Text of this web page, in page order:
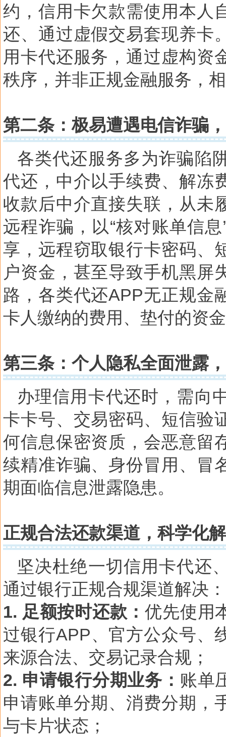
约，信用卡欠款需使用本人
还、通过虚假交易套现养卡
用卡代还服务，通过虚构资
秩序，并非正规金融服务，
第二条：极易遭遇电信诈骗
各类代还服务多为诈骗陷
代还，中介以手续费、解冻
收款后中介直接失联，从未
远程诈骗，以“核对账单信
享，远程窃取银行卡密码、
户资金，甚至导致手机黑屏
路，各类代还APP无正规金
卡人缴纳的费用、垫付的资
第三条：个人隐私全面泄露
办理信用卡代还时，需向
卡卡号、交易密码、短信验
何信息保密资质，会恶意留
续精准诈骗、身份冒用、冒
期面临信息泄露隐患。
正规合法还款渠道，科学化
坚决杜绝一切信用卡代还
通过银行正规合规渠道解决：
1. 足额按时还款：优先使用
过银行APP、官方公众号、
来源合法、交易记录合规；
2. 申请银行分期业务： 账单
申请账单分期、消费分期，
与卡片状态；